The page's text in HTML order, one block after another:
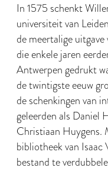
In 1575 schenkt
universiteit van
de meertalige
die enkele jaren
Antwerpen gedrukt
de twintigste eeuw
de schenkingen van
geleerden als Daniel
Christiaan Huygens.
bibliotheek van Isaac
bestand te